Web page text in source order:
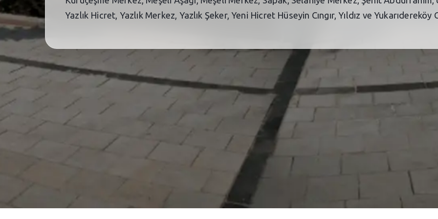
Yazlık Hicret, Yazlık Merkez, Yazlık Şeker, Yeni Hicret Hüseyin Cıngır, Yıldız ve Yukarıdereköy